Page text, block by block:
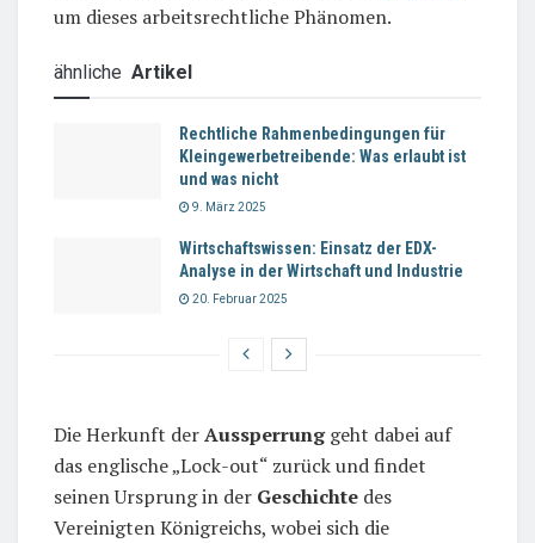
um dieses arbeitsrechtliche Phänomen.
ähnliche Artikel
Rechtliche Rahmenbedingungen für
Kleingewerbetreibende: Was erlaubt ist
und was nicht
9. März 2025
Wirtschaftswissen: Einsatz der EDX-
Analyse in der Wirtschaft und Industrie
20. Februar 2025
Die Herkunft derAussperrunggeht dabei auf
das englische „Lock-out“ zurück und findet
seinen Ursprung in der Geschichte des
Vereinigten Königreichs, wobei sich die